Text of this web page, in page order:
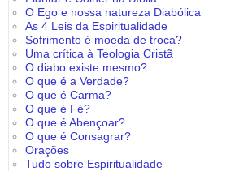
O Ego e nossa natureza Diabólica
As 4 Leis da Espiritualidade
Sofrimento é moeda de troca?
Uma crítica à Teologia Cristã
O diabo existe mesmo?
O que é a Verdade?
O que é Carma?
O que é Fé?
O que é Abençoar?
O que é Consagrar?
Orações
Tudo sobre Espiritualidade